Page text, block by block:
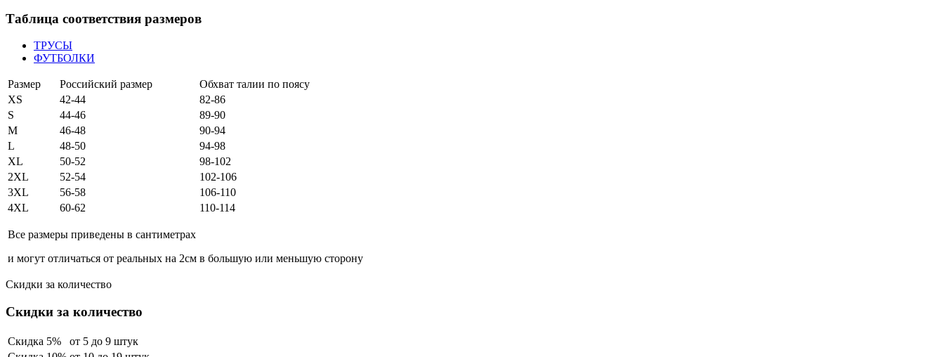
Таблица соответствия размеров
ТРУСЫ
ФУТБОЛКИ
Размер Российский размер
Обхват талии по поясу
XS
42-44
82-86
S
44-46
89-90
M
46-48
90-94
L
48-50
94-98
XL
50-52
98-102
2XL
52-54
102-106
3XL
56-58
106-110
4XL
60-62 110-114
Все размеры приведены в сантиметрах
и могут отличаться от реальных на 2см в большую или меньшую сторону
Скидки за количество
Скидки за количество
Скидка 5%
от 5 до 9 штук